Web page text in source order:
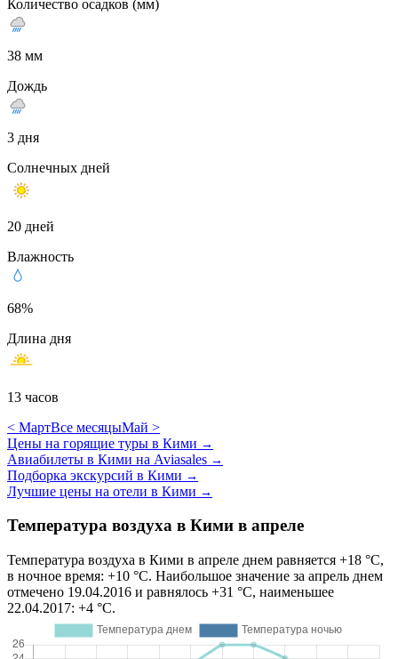
Количество осадков (мм)
38 мм
Дождь
3 дня
Солнечных дней
20 дней
Влажность
68%
Длина дня
13 часов
< МартВсе месяцыМай >
Цены на горящие туры в Кими →
Авиабилеты в Кими на Aviasales →
Подборка экскурсий в Кими →
Лучшие цены на отели в Кими →
Температура воздуха в Кими в апреле
Температура воздуха в Кими в апреле днем равняется +18 °C,
в ночное время: +10 °C. Наибольшое значение за апрель днем
отмечено 19.04.2016 и равнялось +31 °C, наименьшее
22.04.2017: +4 °C.